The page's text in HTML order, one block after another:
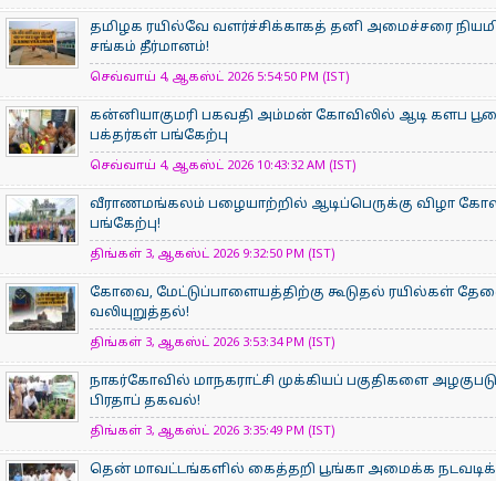
தமிழக ரயில்வே வளர்ச்சிக்காகத் தனி அமைச்சரை
சங்கம் தீர்மானம்!
செவ்வாய் 4, ஆகஸ்ட் 2026 5:54:50 PM (IST)
கன்னியாகுமரி பகவதி அம்மன் கோவிலில் ஆடி களப
பக்தர்கள் பங்கேற்பு
செவ்வாய் 4, ஆகஸ்ட் 2026 10:43:32 AM (IST)
வீராணமங்கலம் பழையாற்றில் ஆடிப்பெருக்கு விழா
பங்கேற்பு!
திங்கள் 3, ஆகஸ்ட் 2026 9:32:50 PM (IST)
கோவை, மேட்டுப்பாளையத்திற்கு கூடுதல் ரயில்கள்
வலியுறுத்தல்!
திங்கள் 3, ஆகஸ்ட் 2026 3:53:34 PM (IST)
நாகர்கோவில் மாநகராட்சி முக்கியப் பகுதிகளை
பிரதாப் தகவல்!
திங்கள் 3, ஆகஸ்ட் 2026 3:35:49 PM (IST)
தென் மாவட்டங்களில் கைத்தறி பூங்கா அமைக்க